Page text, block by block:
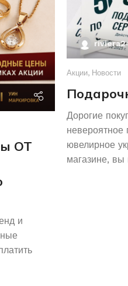
ОТ
и
Акции, Новости
Дорогие
невероятное
ювелирное
магазине, вы